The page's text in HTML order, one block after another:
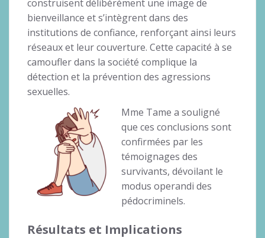
construisent délibérément une image de
bienveillance et s’intègrent dans des
institutions de confiance, renforçant ainsi leurs
réseaux et leur couverture. Cette capacité à se
camoufler dans la société complique la
détection et la prévention des agressions
sexuelles.
Mme Tame a souligné
que ces conclusions sont
confirmées par les
témoignages des
survivants, dévoilant le
modus operandi des
pédocriminels.
Résultats et Implications